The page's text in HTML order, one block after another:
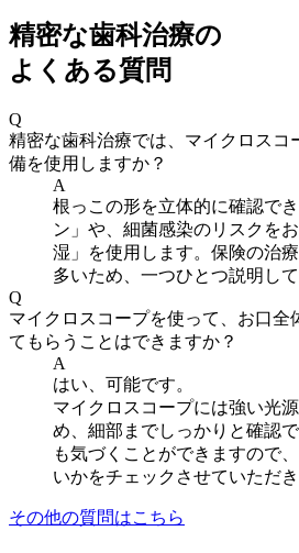
精密な歯科治療の
よくある質問
Q
精密な歯科治療では、マイクロスコ
備を使用しますか？
A
根っこの形を立体的に確認で
ン」や、細菌感染のリスクを
湿」を使用します。保険の治
多いため、一つひとつ説明し
Q
マイクロスコープを使って、お口全
てもらうことはできますか？
A
はい、可能です。
マイクロスコープには強い光
め、細部までしっかりと確認
も気づくことができますので
いかをチェックさせていただき
その他の質問はこちら